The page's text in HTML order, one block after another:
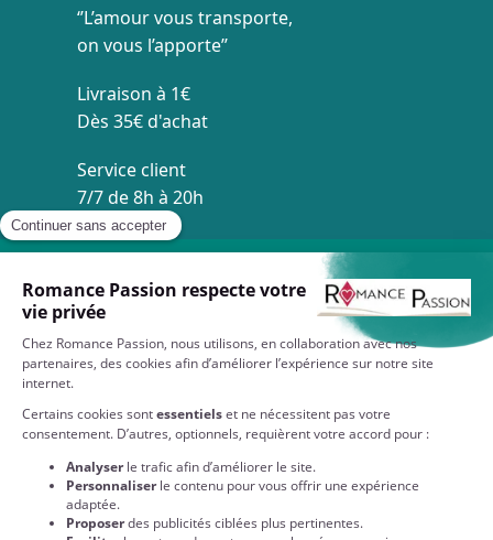
‘’L’amour vous transporte,
on vous l’apporte’’
Livraison à 1€
Dès 35€ d'achat
Service client
7/7 de 8h à 20h
À VOTRE SERVICE
EN SAVOIR PLUS SUR NOS COLLECTIONS
NOS PARTENAIRES
QUI SOMMES-NOUS ?
NOS ENGAGEMENTS
RESTEZ CONNECTÉS